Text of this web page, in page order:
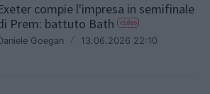
compie l'impresa in semifinale
Prem: battuto Bath video
Goegan / 13.06.2026 22:10